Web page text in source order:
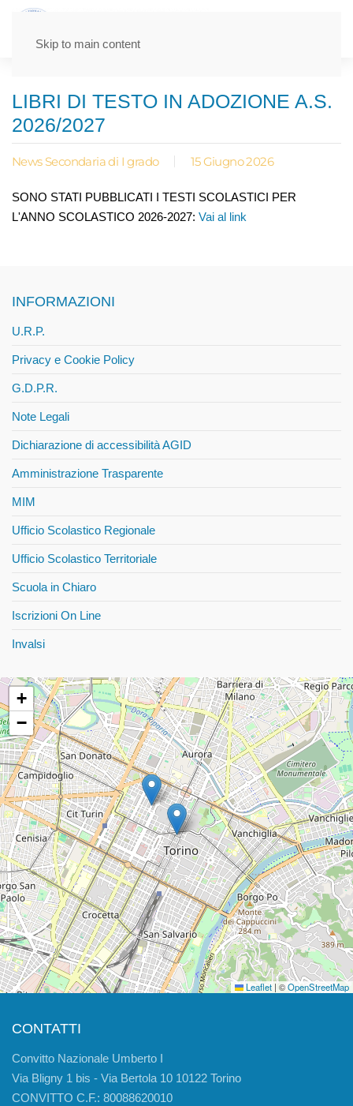
Skip to main content
LIBRI DI TESTO IN ADOZIONE A.S.
2026/2027
News Secondaria di I grado 15 Giugno 2026
SONO STATI PUBBLICATI I TESTI SCOLASTICI PER
L'ANNO SCOLASTICO 2026-2027: Vai al link
INFORMAZIONI
U.R.P.
Privacy e Cookie Policy
G.D.P.R.
Note Legali
Dichiarazione di accessibilità AGID
Amministrazione Trasparente
MIM
Ufficio Scolastico Regionale
Ufficio Scolastico Territoriale
Scuola in Chiaro
Iscrizioni On Line
Invalsi
+
−
Leaflet | ©OpenStreetMap
CONTATTI
Convitto Nazionale Umberto I
Via Bligny 1 bis - Via Bertola 10 10122 Torino
CONVITTO C.F.: 80088620010